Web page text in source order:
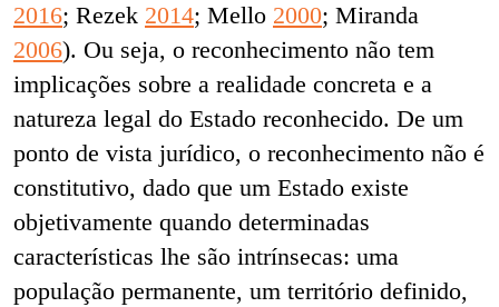
2016; Rezek 2014; Mello 2000; Miranda
2006). Ou seja, o reconhecimento não tem
implicações sobre a realidade concreta e a
natureza legal do Estado reconhecido. De um
ponto de vista jurídico, o reconhecimento não é
constitutivo, dado que um Estado existe
objetivamente quando determinadas
características lhe são intrínsecas: uma
população permanente, um território definido,